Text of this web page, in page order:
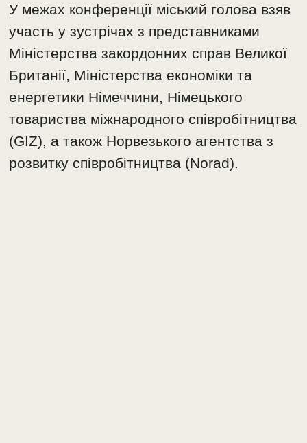
У межах конференції міський голова взяв
участь у зустрічах з представниками
Міністерства закордонних справ Великої
Британії, Міністерства економіки та
енергетики Німеччини, Німецького
товариства міжнародного співробітництва
(GIZ), а також Норвезького агентства з
розвитку співробітництва (Norad).